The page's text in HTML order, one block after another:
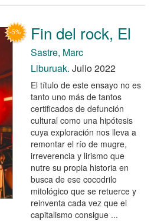
Fin del rock, El
Sastre, Marc
Liburuak. Julio 2022
El título de este ensayo no es
tanto uno más de tantos
certificados de defunción
cultural como una hipótesis
cuya exploración nos lleva a
remontar el río de mugre,
irreverencia y lirismo que
nutre su propia historia en
busca de ese cocodrilo
mitológico que se retuerce y
reinventa cada vez que el
capitalismo consigue ...